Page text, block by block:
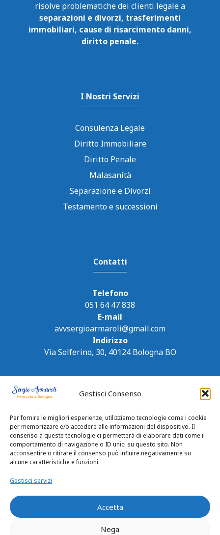
Gestisci Consenso
Per fornire le migliori esperienze, utilizziamo tecnologie come i cookie
per memorizzare e/o accedere alle informazioni del dispositivo. Il
consenso a queste tecnologie ci permetterà di elaborare dati come il
comportamento di navigazione o ID unici su questo sito. Non
acconsentire o ritirare il consenso può influire negativamente su
alcune caratteristiche e funzioni.
Gestisci servizi
Accetta
Nega
separazioni e divorzi, trasferimenti
immobiliari, cause di risarcimento danni,
diritto penale.
I Nostri Servizi
Consulenza Legale
Diritto Immobiliare
Diritto Penale
Malasanità
Separazione e Divorzi
Testamento e successioni
Contatti
Telefono
051 64 47 838
E-mail
avvsergioarmaroli@gmail.com
Indirizzo
Via Solferino, 30, 40124 Bologna BO